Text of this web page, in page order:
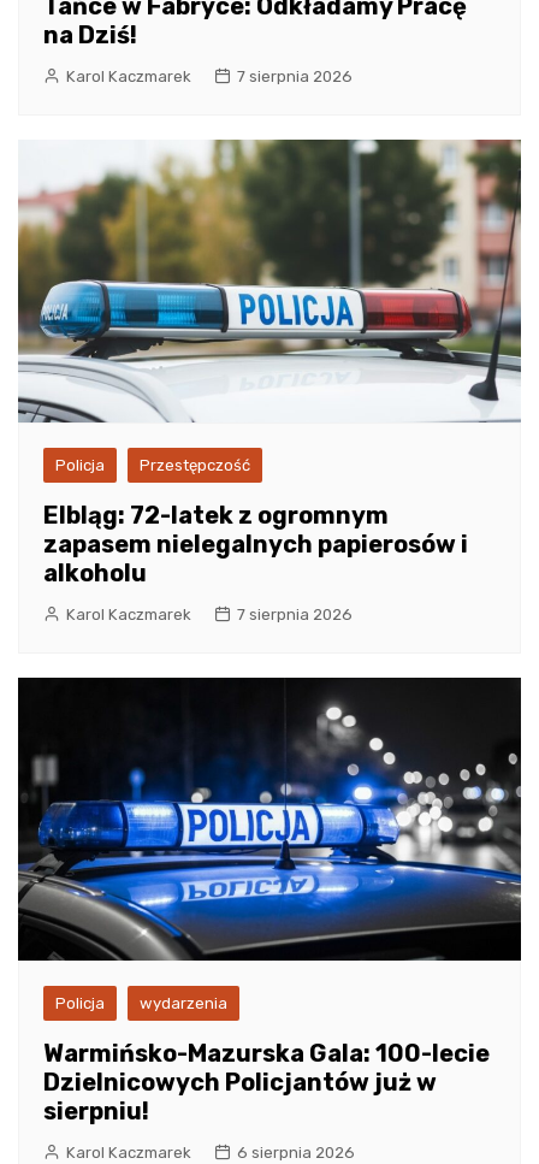
Tańce w Fabryce: Odkładamy Pracę
na Dziś!
Karol Kaczmarek 7 sierpnia 2026
Policja Przestępczość
Elbląg: 72-latek z ogromnym
zapasem nielegalnych papierosów i
alkoholu
Karol Kaczmarek 7 sierpnia 2026
Policja wydarzenia
Warmińsko-Mazurska Gala: 100-lecie
Dzielnicowych Policjantów już w
sierpniu!
Karol Kaczmarek 6 sierpnia 2026